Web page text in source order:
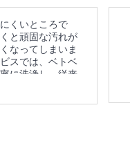
くいところで
と頑固な汚れが
なってしまいま
スでは、ベトベ
に洗浄し、従来
ニングの作業範